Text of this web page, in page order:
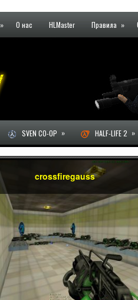
» О нас HLMaster Правила »
SVEN CO-OP » HALF-LIFE 2 »
crossfiregauss